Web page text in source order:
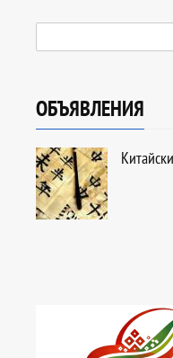
ОБЪЯВЛЕНИЯ